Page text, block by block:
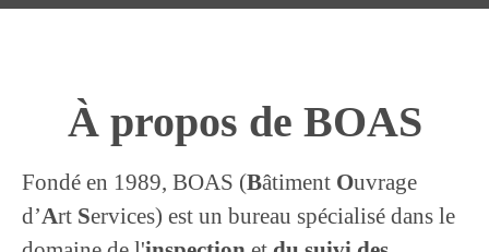
À propos de BOAS
Fondé en 1989, BOAS (Bâtiment Ouvrage
d’Art Services) est un bureau spécialisé dans le